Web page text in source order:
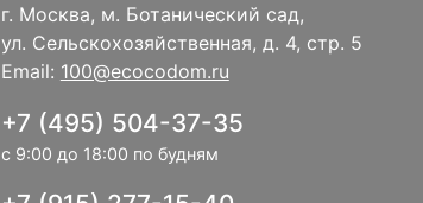
г. Москва, м. Ботанический сад,
ул. Сельскохозяйственная, д. 4, стр. 5
Email: 100@ecocodom.ru
+7 (495) 504-37-35
с 9:00 до 18:00 по будням